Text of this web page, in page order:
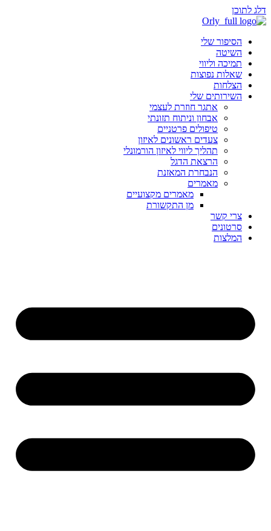
דלג לתוכן
הסיפור שלי
השיטה
תמיכה וליווי
שאלות נפוצות
הצלחות
השירותים שלי
אתגר חוזרת לעצמי
אבחון וניתוח תזונתי
טיפולים פרטניים
צעדים ראשונים לאיזון
תהליך ליווי לאיזון הורמונלי
הרצאת הדגל
הנבחרת המאזנת
מאמרים
מאמרים מקצועיים
מן התקשורת
צרי קשר
סרטונים
המלצות